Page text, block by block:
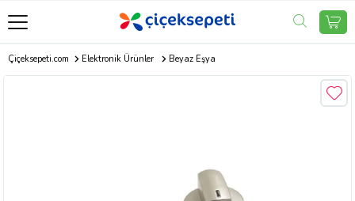
Çiçeksepeti.com Elektronik Ürünler Beyaz Eşya